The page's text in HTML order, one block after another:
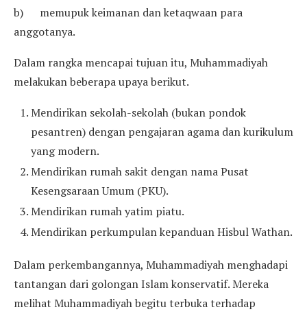
b) memupuk keimanan dan ketaqwaan para
anggotanya.
Dalam rangka mencapai tujuan itu, Muhammadiyah
melakukan beberapa upaya berikut.
Mendirikan sekolah-sekolah (bukan pondok
pesantren) dengan pengajaran agama dan kurikulum
yang modern.
Mendirikan rumah sakit dengan nama Pusat
Kesengsaraan Umum (PKU).
Mendirikan rumah yatim piatu.
Mendirikan perkumpulan kepanduan Hisbul Wathan.
Dalam perkembangannya, Muhammadiyah menghadapi
tantangan dari golongan Islam konservatif. Mereka
melihat Muhammadiyah begitu terbuka terhadap